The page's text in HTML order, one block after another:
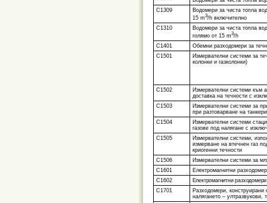
С1309
Водомери за чиста топла
15 m3/h включително
С1310
Водомери за чиста топла
голямо от 15 m3/h
С1401
Обемни разходомери за
С1501
Измервателни системи за
колонки и газколонки)
С1502
Измервателни системи към
доставка на течности с
С1503
Измервателни системи за
при разтоварване на
С1504
Измервателни системи
газове под налягане с
С1505
Измервателни системи,
измерване на втечнен газ
криогенни течности
С1506
Измервателни системи за
С1601
Електромагнитни
С1602
Електромагнитни
С1701
Разходомери, конструирани
налягането –